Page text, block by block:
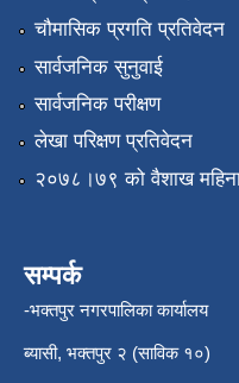
चौमासिक प्रगति प्रतिवेदन
सार्वजनिक सुनुवाई
सार्वजनिक परीक्षण
लेखा परिक्षण प्रतिवेदन
२०७८।७९ को वैशाख
सम्पर्क
-भक्तपुर नगरपालिका कार्यालय
ब्यासी, भक्तपुर २ (साविक १०)